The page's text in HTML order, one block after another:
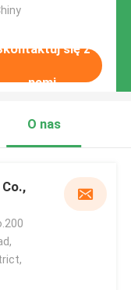
się z
nami
O nas